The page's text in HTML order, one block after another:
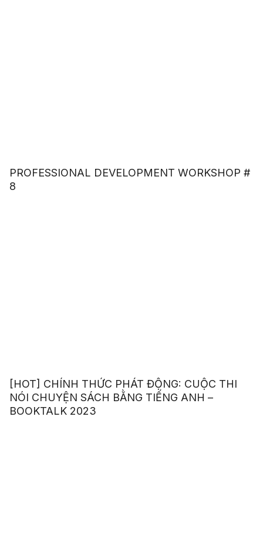
PROFESSIONAL DEVELOPMENT WORKSHOP #
8
[HOT] CHÍNH THỨC PHÁT ĐỘNG: CUỘC THI
NÓI CHUYỆN SÁCH BẰNG TIẾNG ANH –
BOOKTALK 2023